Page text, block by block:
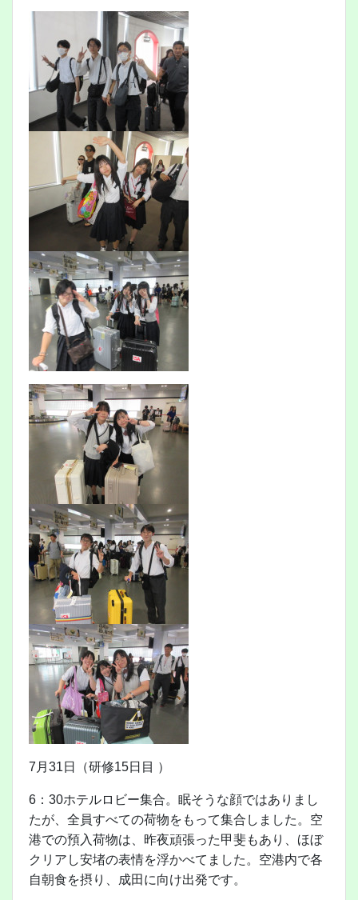
7月31日（研修15日目 ）
6：30ホテルロビー集合。眠そうな顔ではありまし
たが、全員すべての荷物をもって集合しました。空
港での預入荷物は、昨夜頑張った甲斐もあり、ほぼ
クリアし安堵の表情を浮かべてました。空港内で各
自朝食を摂り、成田に向け出発です。